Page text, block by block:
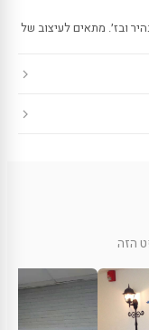
ובז׳. מתאים לעיצוב של
הזה